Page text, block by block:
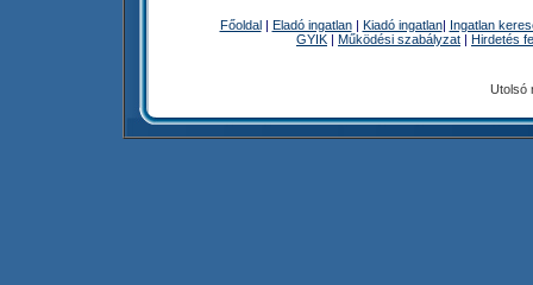
Főoldal| Eladó ingatlan| Kiadó ingatlan| Ingatlan
GYIK | Működési szabályzat | Hirdetés
Utolsó